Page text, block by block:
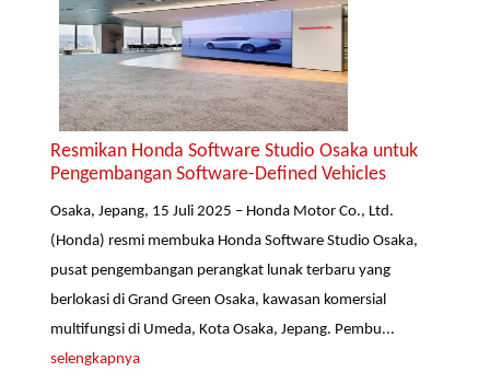
Resmikan Honda Software Studio Osaka untuk
Pengembangan Software-Defined Vehicles
Osaka, Jepang, 15 Juli 2025 – Honda Motor Co., Ltd.
(Honda) resmi membuka Honda Software Studio Osaka,
pusat pengembangan perangkat lunak terbaru yang
berlokasi di Grand Green Osaka, kawasan komersial
multifungsi di Umeda, Kota Osaka, Jepang. Pembu...
selengkapnya